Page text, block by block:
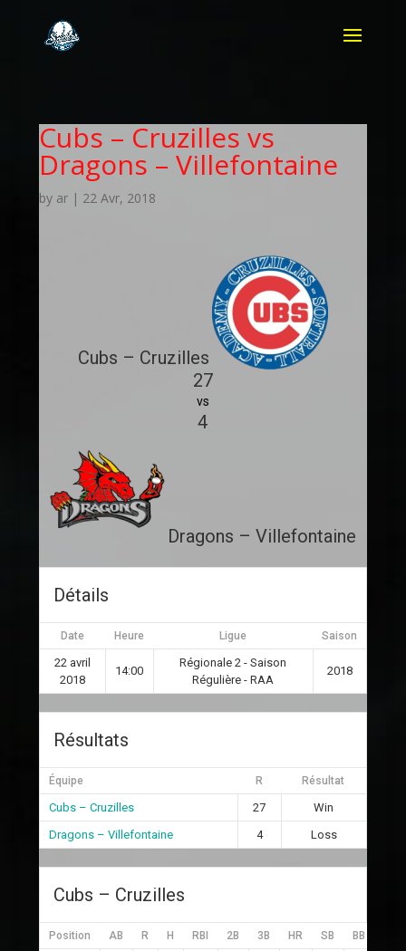
Cubs – Cruzilles vs
Dragons – Villefontaine
by ar| 22 Avr, 2018
Cubs – Cruzilles
27
vs
4
Dragons – Villefontaine
Détails
Date Heure Ligue Saison
22 avril
2018
14:00
Régionale 2 - Saison
Régulière - RAA
2018
Résultats
Équipe R Résultat
Cubs – Cruzilles 27
Win
Dragons – Villefontaine
4 Loss
Cubs – Cruzilles
Position AB R H RBI 2B 3B HR SB BB